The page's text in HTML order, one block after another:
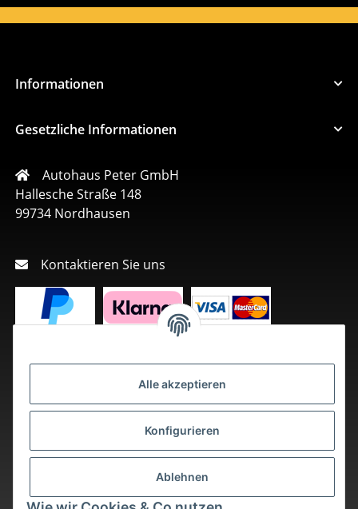
Alle akzeptieren
Konfigurieren
Ablehnen
Informationen
Gesetzliche Informationen
Autohaus Peter GmbH
Hallesche Straße 148
99734 Nordhausen
Kontaktieren Sie uns